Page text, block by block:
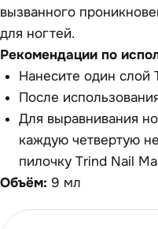
вызванного
для ногтей.
Рекомендации по
Нанесите один слой
После
Для выравнивания
каждую четвертую
пилочку Trind Nail
Объём: 9 мл